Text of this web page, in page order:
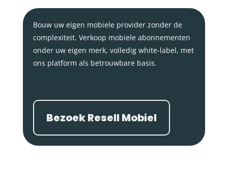
Bouw uw eigen mobiele provider zonder de
complexiteit. Verkoop mobiele abonnementen
onder uw eigen merk, volledig white-label, met
ons platform als betrouwbare basis.
Bezoek Resell Mobiel